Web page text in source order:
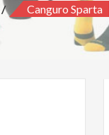
Canguro Sparta